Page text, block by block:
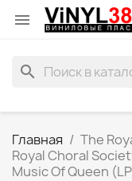

search
Главная
The
Royal Choral
Music Of Queen